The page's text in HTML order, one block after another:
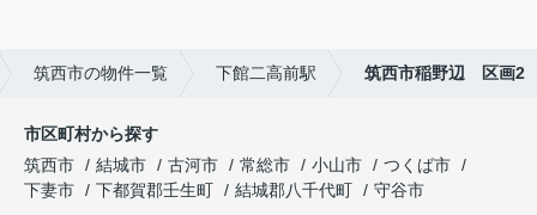
筑西市の物件一覧 下館二高前駅 筑西市稲野辺 区画2
市区町村から探す
筑西市
結城市 古河市 常総市 小山市
つくば市
下妻市
下都賀郡壬生町 結城郡八千代町
守谷市